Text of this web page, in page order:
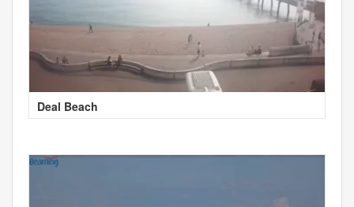
Deal Beach